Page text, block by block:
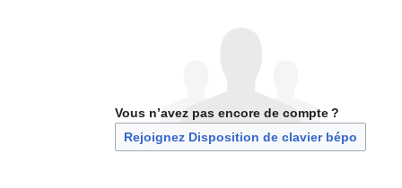
Vous n’avez pas encore de compte ?
Rejoignez Disposition de clavier bépo